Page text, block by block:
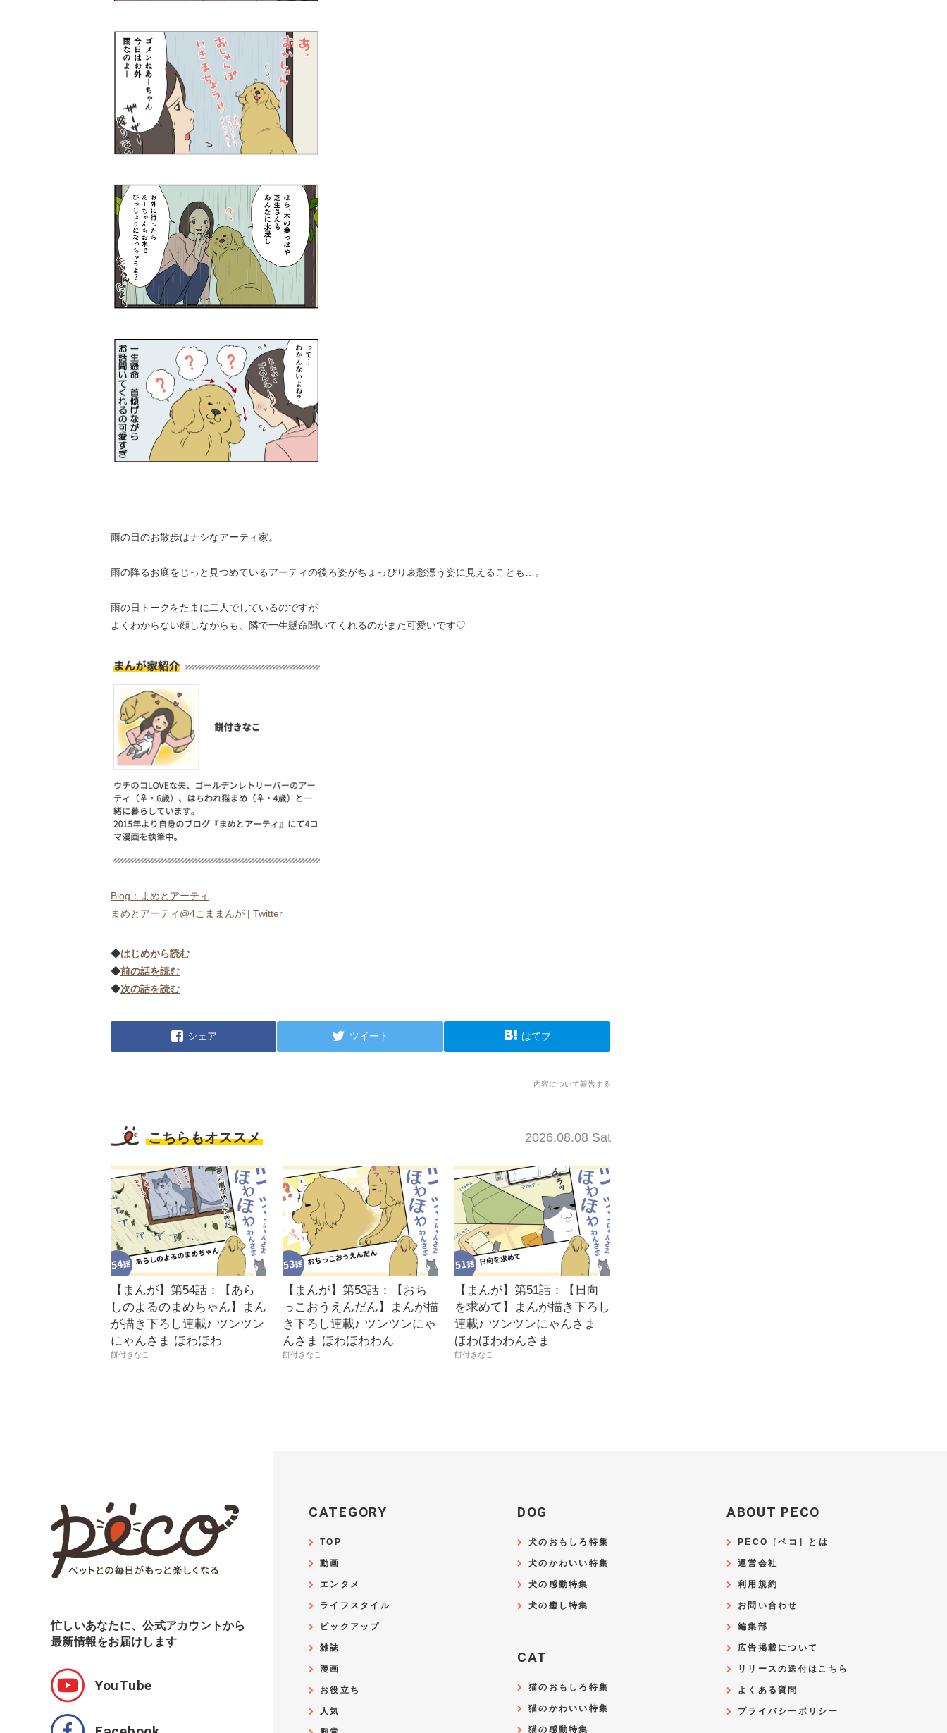
雨の日のお散歩はナシなアーティ家。
雨の降るお庭をじっと見つめているアーティの後ろ姿がちょっぴり哀愁漂う姿に見えることも…。
雨の日トークをたまに二人でしているのですが
よくわからない顔しながらも、隣で一生懸命聞いてくれるのがまた可愛いです♡
Blog：まめとアーティ
まめとアーティ@4こままんが | Twitter
◆はじめから読む
◆前の話を読む
◆次の話を読む
シェア ツイート はてブ
内容について報告する
こちらもオススメ 2026.08.08 Sat
【まんが】第54話：【あら
しのよるのまめちゃん】まん
が描き下ろし連載♪ ツンツン
にゃんさま ほわほわ
餅付きなこ
【まんが】第53話：【おち
っこおうえんだん】まんが描
き下ろし連載♪ ツンツンにゃ
んさま ほわほわわん
餅付きなこ
【まんが】第51話：【日向
を求めて】まんが描き下ろし
連載♪ ツンツンにゃんさま
ほわほわわんさま
餅付きなこ
忙しいあなたに、公式アカウントから
最新情報をお届けします
YouTube
CATEGORY
TOP
動画
エンタメ
ライフスタイル
ピックアップ
雑誌
漫画
お役立ち
人気
DOG
犬のおもしろ特集
犬のかわいい特集
犬の感動特集
犬の癒し特集
CAT
猫のおもしろ特集
猫のかわいい特集
猫の感動特集
ABOUT PECO
PECO［ペコ］とは
運営会社
利用規約
お問い合わせ
編集部
広告掲載について
リリースの送付はこちら
よくある質問
プライバシーポリシー